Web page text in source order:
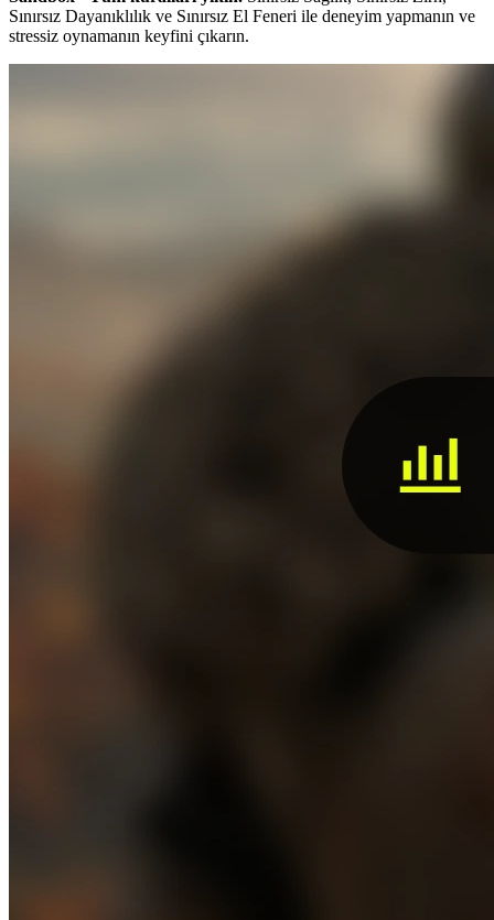
Sınırsız Dayanıklılık ve Sınırsız El Feneri ile deneyim yapmanın ve
stressiz oynamanın keyfini çıkarın.